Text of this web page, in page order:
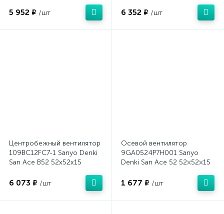
5 952 ₽ /шт 6 352 ₽ /шт
Центробежный вентилятор
109BC12FC7-1 Sanyo Denki
San Ace B52 52x52x15
6 073 ₽ /шт
Осевой вентилятор
9GA0524P7H001 Sanyo
Denki San Ace 52 52×52×15
1 677 ₽ /шт